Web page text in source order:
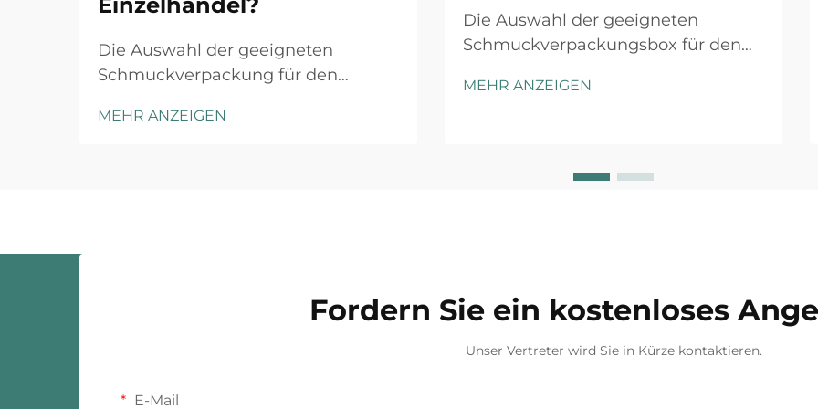
Die Auswahl der geeigneten
Schmuckverpackung für den
strategisches Verständnis der
MEHR ANZEIGEN
Die Auswahl der geeigneten
Schmuckverpackungsbox für den
Abwägung mehrerer Faktoren, die
MEHR ANZEIGEN
Fordern Sie ein kostenloses
Unser Vertreter wird Sie in Kürze kontaktieren.
E-Mail